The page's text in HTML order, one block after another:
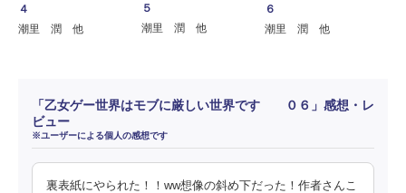
４
潮里 潤 他
５
潮里 潤 他
６
潮里 潤 他
「乙女ゲー世界はモブに厳しい世界です ０６」感想・レ
ビュー
※ユーザーによる個人の感想です
裏表紙にやられた！！ww想像の斜め下だった！作者さんこ